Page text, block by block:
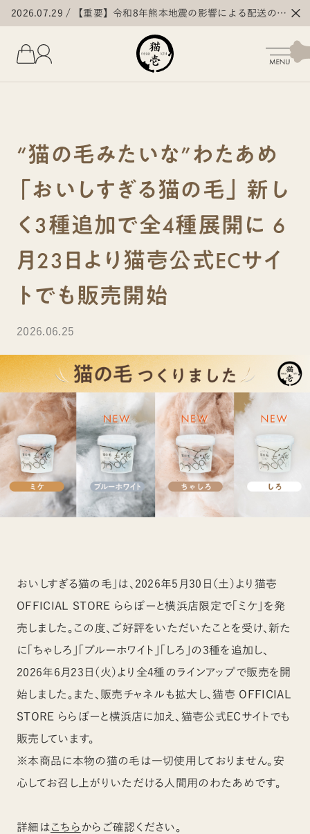
2026.07.29
【重要】令和8年熊本地震の影響による配送の遅
延・停止について
“猫の毛みたいな”わたあめ
「おいしすぎる猫の毛」 新し
く3種追加で全4種展開に 6
月23日より猫壱公式ECサイ
トでも販売開始
2026.06.25
おいしすぎる猫の毛」は、2026年5月30日（土）より猫壱
OFFICIAL STORE ららぽーと横浜店限定で「ミケ」を発
売しました。この度、ご好評をいただいたことを受け、新た
に「ちゃしろ」「ブルーホワイト」「しろ」の3種を追加し、
2026年6月23日（火）より全4種のラインアップで販売を開
始しました。また、販売チャネルも拡大し、猫壱 OFFICIAL
STORE ららぽーと横浜店に加え、猫壱公式ECサイトでも
販売しています。
※本商品に本物の猫の毛は一切使用しておりません。安
心してお召し上がりいただける人間用のわたあめです。
詳細は こちら からご確認ください。